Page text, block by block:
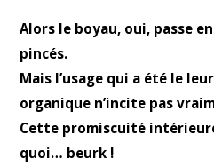
Alors le boyau, oui, passe
pincés.
Mais l’usage qui a été le
organique n’incite pas
Cette promiscuité
quoi… beurk !